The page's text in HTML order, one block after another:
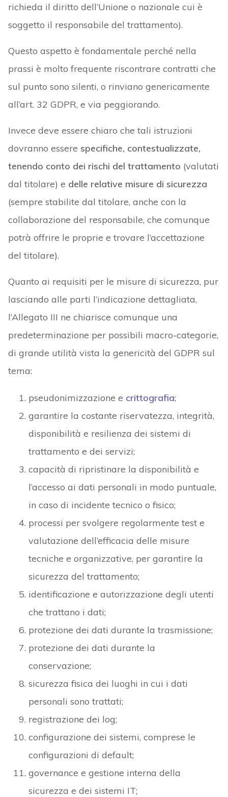
richieda il diritto dell’Unione o nazionale cui è
soggetto il responsabile del trattamento).
Questo aspetto è fondamentale perché nella
prassi è molto frequente riscontrare contratti che
sul punto sono silenti, o rinviano genericamente
all’art. 32 GDPR, e via peggiorando.
Invece deve essere chiaro che tali istruzioni
dovranno essere specifiche, contestualizzate,
tenendo conto dei rischi del trattamento (valutati
dal titolare) e delle relative misure di sicurezza
(sempre stabilite dal titolare, anche con la
collaborazione del responsabile, che comunque
potrà offrire le proprie e trovare l’accettazione
del titolare).
Quanto ai requisiti per le misure di sicurezza, pur
lasciando alle parti l’indicazione dettagliata,
l’Allegato III ne chiarisce comunque una
predeterminazione per possibili macro-categorie,
di grande utilità vista la genericità del GDPR sul
tema:
pseudonimizzazione e crittografia;
garantire la costante riservatezza, integrità,
disponibilità e resilienza dei sistemi di
trattamento e dei servizi;
capacità di ripristinare la disponibilità e
l’accesso ai dati personali in modo puntuale,
in caso di incidente tecnico o fisico;
processi per svolgere regolarmente test e
valutazione dell’efficacia delle misure
tecniche e organizzative, per garantire la
sicurezza del trattamento;
identificazione e autorizzazione degli utenti
che trattano i dati;
protezione dei dati durante la trasmissione;
protezione dei dati durante la
conservazione;
sicurezza fisica dei luoghi in cui i dati
personali sono trattati;
registrazione dei log;
configurazione dei sistemi, comprese le
configurazioni di default;
governance e gestione interna della
sicurezza e dei sistemi IT;